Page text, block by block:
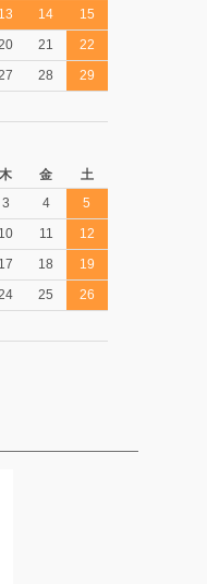
13 14
15
21
22
28
29
木 金
土
3 4
5
10 11
12
17 18
19
25
26